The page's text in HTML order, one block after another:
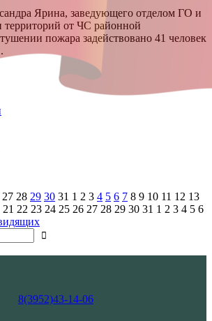
Ярина, заведующего отделом ГО и
территорий от ЧС районной
пожара задействовано 41 человек
27 28 29 30 31 1 2 3 4 5 6 7 8 9 10 11 12 13
21 22 23 24 25 26 27 28 29 30 31 1 2 3 4 5 6
8(3952)43-14-06